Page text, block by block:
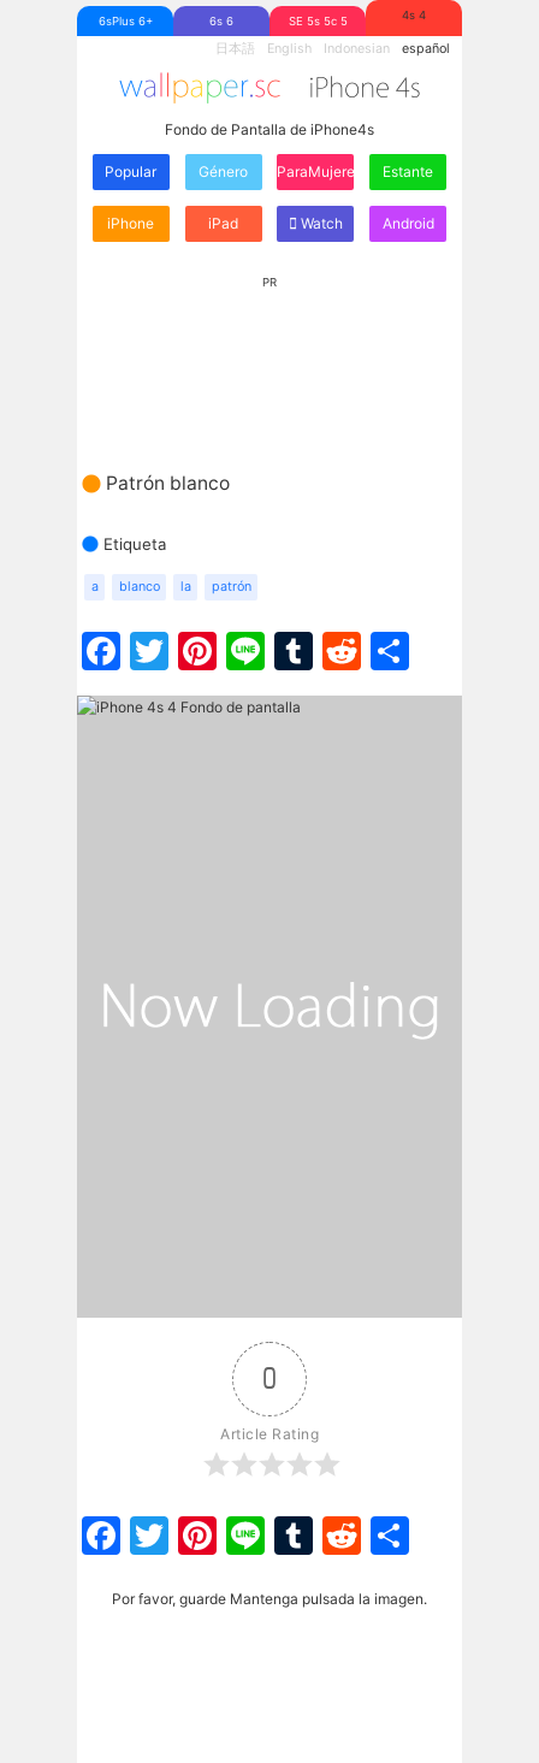
6sPlus 6+ 6s 6 SE 5s 5c 5 4s 4
日本語 English Indonesian español
Fondo de Pantalla de iPhone4s
Popular Género ParaMujeres Estante
iPhone iPad Watch Android
PR
Patrón blanco
Etiqueta
a blanco la patrón
Facebook
Twitter
Pinterest
LineTumblr
Reddit
0
Article Rating
Facebook
Twitter
Pinterest
LineTumblr
Reddit
Por favor, guarde Mantenga pulsada la imagen.